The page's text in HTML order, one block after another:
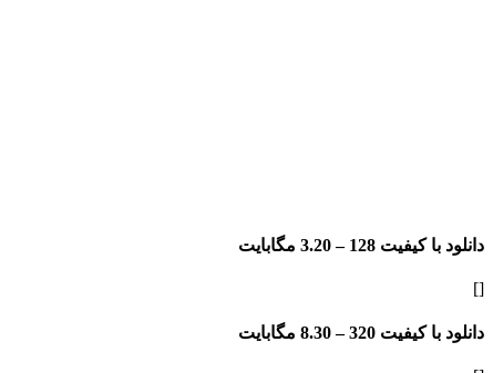
دانلود با کیفیت 128 – 3.20 مگابایت
[]
دانلود با کیفیت 320 – 8.30 مگابایت